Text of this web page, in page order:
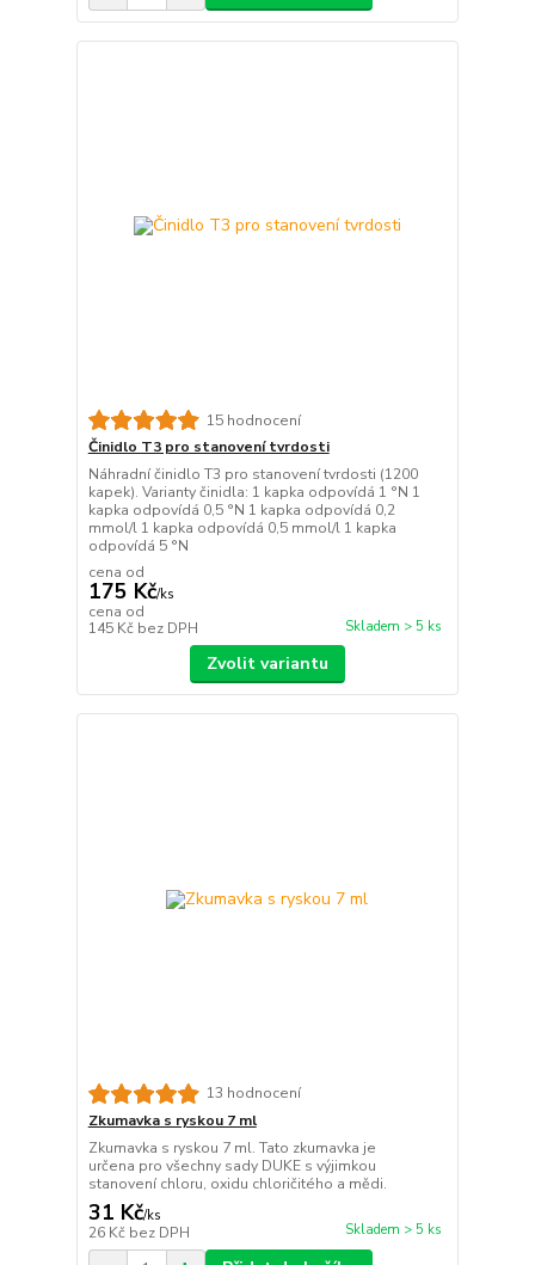
15 hodnocení
Činidlo T3 pro stanovení tvrdosti
Náhradní činidlo T3 pro stanovení tvrdosti (1200
kapek). Varianty činidla: 1 kapka odpovídá 1 °N 1
kapka odpovídá 0,5 °N 1 kapka odpovídá 0,2
mmol/l 1 kapka odpovídá 0,5 mmol/l 1 kapka
odpovídá 5 °N
cena od
175 Kč/ks
cena od
145 Kč bez DPH Skladem > 5 ks
Zvolit variantu
13 hodnocení
Zkumavka s ryskou 7 ml
Zkumavka s ryskou 7 ml. Tato zkumavka je
určena pro všechny sady DUKE s výjimkou
stanovení chloru, oxidu chloričitého a mědi.
31 Kč/ks
26 Kč bez DPH Skladem > 5 ks